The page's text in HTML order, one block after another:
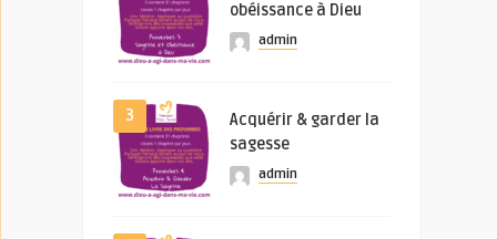
obéissance à Dieu
admin
3
Acquérir & garder la
sagesse
admin